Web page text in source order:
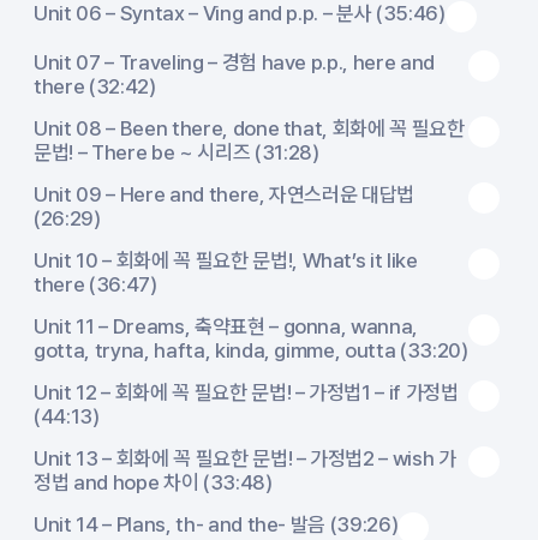
Unit 06 – Syntax – Ving and p.p. – 분사 (35:46)
Unit 07 – Traveling – 경험 have p.p., here and
there (32:42)
Unit 08 – Been there, done that, 회화에 꼭 필요한
문법! – There be ~ 시리즈 (31:28)
Unit 09 – Here and there, 자연스러운 대답법
(26:29)
Unit 10 – 회화에 꼭 필요한 문법!, What’s it like
there (36:47)
Unit 11 – Dreams, 축약표현 – gonna, wanna,
gotta, tryna, hafta, kinda, gimme, outta (33:20)
Unit 12 – 회화에 꼭 필요한 문법! – 가정법1 – if 가정법
(44:13)
Unit 13 – 회화에 꼭 필요한 문법! – 가정법2 – wish 가
정법 and hope 차이 (33:48)
Unit 14 – Plans, th- and the- 발음 (39:26)